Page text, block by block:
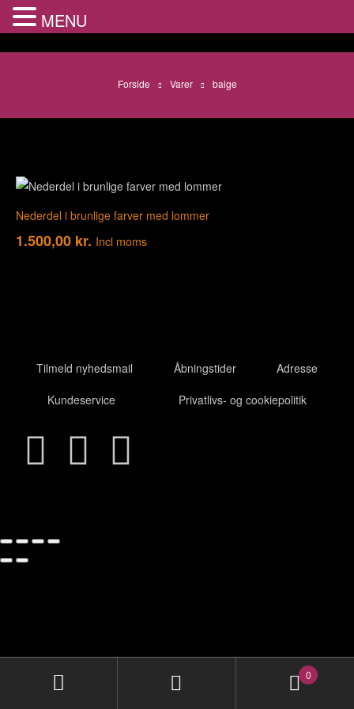
Forside Varer baige
Nederdel i brunlige farver med lommer
1.500,00 kr. Incl moms
Tilmeld nyhedsmail Åbningstider
Adresse
Kundeservice
Privatlivs- og cookiepolitik
MENU
0